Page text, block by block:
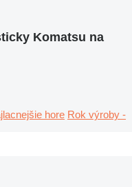
Komatsu na
hore Rok výroby -